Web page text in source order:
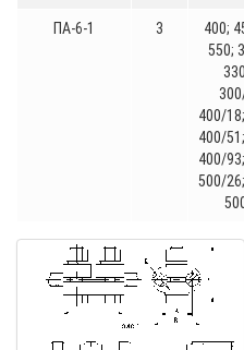
ПА-6-1 3
400;
550;
400/
400/
400/
500/